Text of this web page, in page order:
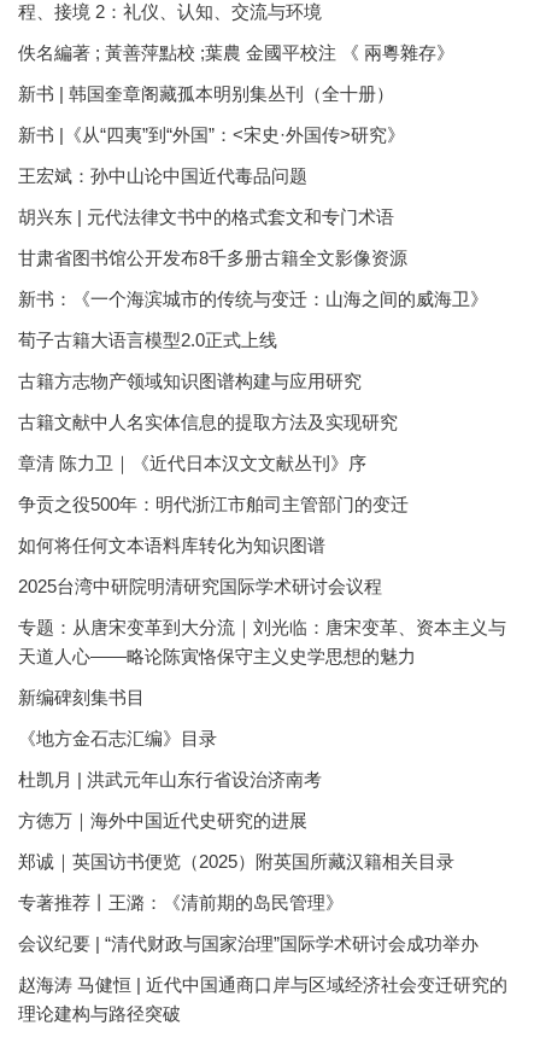
程、接境 2：礼仪、认知、交流与环境
佚名編著 ; 黃善萍點校 ;葉農 金國平校注 《 兩粵雜存》
新书 | 韩国奎章阁藏孤本明别集丛刊（全十册）
新书 |《从“四夷”到“外国”：<宋史·外国传>研究》
王宏斌：孙中山论中国近代毒品问题
胡兴东 | 元代法律文书中的格式套文和专门术语
甘肃省图书馆公开发布8千多册古籍全文影像资源
新书：《一个海滨城市的传统与变迁：山海之间的威海卫》
荀子古籍大语言模型2.0正式上线
古籍方志物产领域知识图谱构建与应用研究
古籍文献中人名实体信息的提取方法及实现研究
章清 陈力卫｜《近代日本汉文文献丛刊》序
争贡之役500年：明代浙江市舶司主管部门的变迁
如何将任何文本语料库转化为知识图谱
2025台湾中研院明清研究国际学术研讨会议程
专题：从唐宋变革到大分流｜刘光临：唐宋变革、资本主义与
天道人心——略论陈寅恪保守主义史学思想的魅力
新编碑刻集书目
《地方金石志汇编》目录
杜凯月 | 洪武元年山东行省设治济南考
方徳万｜海外中国近代史研究的进展
郑诚｜英国访书便览（2025）附英国所藏汉籍相关目录
专著推荐丨王潞：《清前期的岛民管理》
会议纪要 | “清代财政与国家治理”国际学术研讨会成功举办
赵海涛 马健恒 | 近代中国通商口岸与区域经济社会变迁研究的
理论建构与路径突破